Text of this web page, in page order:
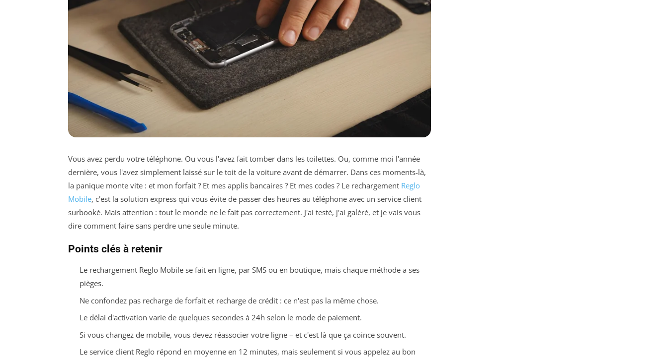
Vous avez perdu votre téléphone. Ou vous l'avez fait tomber dans les toilettes. Ou, comme moi l'année
dernière, vous l'avez simplement laissé sur le toit de la voiture avant de démarrer. Dans ces moments-là,
la panique monte vite : et mon forfait ? Et mes applis bancaires ? Et mes codes ? Le rechargement Reglo
Mobile, c'est la solution express qui vous évite de passer des heures au téléphone avec un service client
surbooké. Mais attention : tout le monde ne le fait pas correctement. J'ai testé, j'ai galéré, et je vais vous
dire comment faire sans perdre une seule minute.
Points clés à retenir
Le rechargement Reglo Mobile se fait en ligne, par SMS ou en boutique, mais chaque méthode a ses
pièges.
Ne confondez pas recharge de forfait et recharge de crédit : ce n'est pas la même chose.
Le délai d'activation varie de quelques secondes à 24h selon le mode de paiement.
Si vous changez de mobile, vous devez réassocier votre ligne – et c'est là que ça coince souvent.
Le service client Reglo répond en moyenne en 12 minutes, mais seulement si vous appelez au bon